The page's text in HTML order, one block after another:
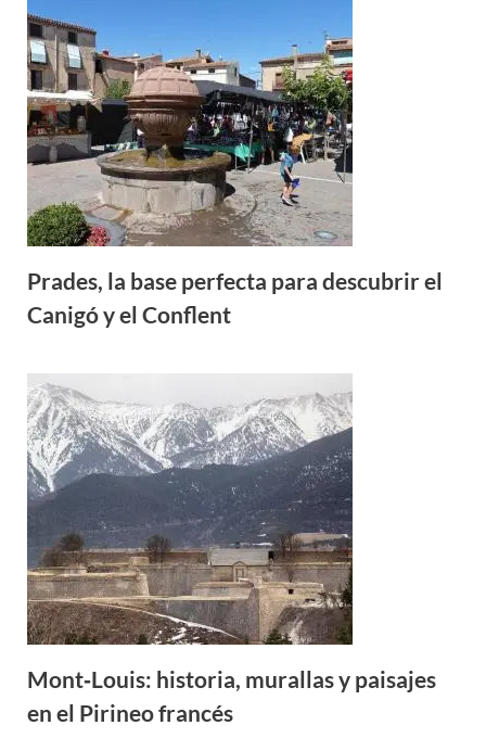
Prades, la base perfecta para descubrir el
Canigó y el Conflent
Mont‑Louis: historia, murallas y paisajes
en el Pirineo francés